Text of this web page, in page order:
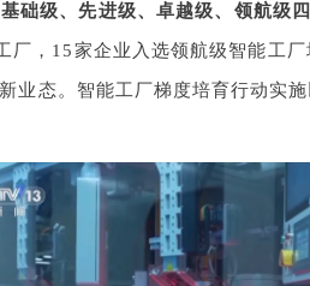
础级、先进级、卓越级、领航级四
厂，15家企业入选领航级智能工
业态。智能工厂梯度培育行动实